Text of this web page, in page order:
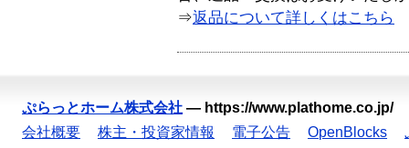
⇒返品について詳しくはこちら
ぷらっとホーム株式会社 — https://www.plathome.co.jp/
会社概要
株主・投資家情報 電子公告 OpenBlocks